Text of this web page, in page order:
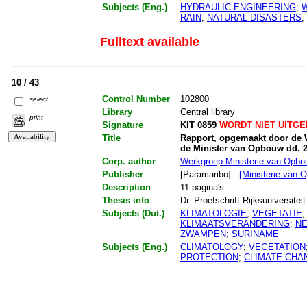
Subjects (Eng.)
HYDRAULIC ENGINEERING;
RAIN; NATURAL DISASTERS;
Fulltext available
10 / 43
select
print
Control Number
102800
Library
Central library
Signature
KIT 0859WORDT NIET
Title
Rapport, opgemaakt door
de Minister van Opbouw dd.
Corp. author
Werkgroep Ministerie van
Publisher
[Paramaribo] : [Ministerie van
Description
11 pagina's
Thesis info
Dr. Proefschrift
Subjects (Dut.)
KLIMATOLOGIE; VEGETATIE;
KLIMAATSVERANDERING;
ZWAMPEN; SURINAME
Subjects (Eng.)
CLIMATOLOGY; VEGETATION
PROTECTION; CLIMATE